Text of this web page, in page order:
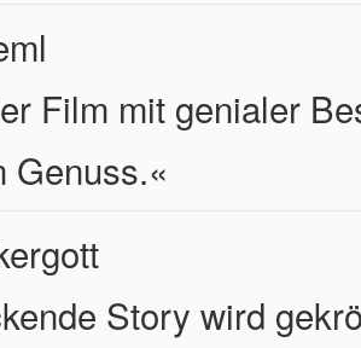
Film mit genialer
Genuss.«
Story wird